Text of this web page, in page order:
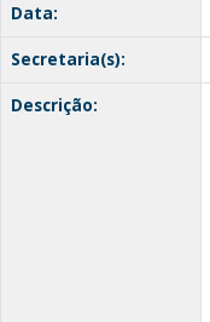
Data:
Secretaria(s):
Descrição: